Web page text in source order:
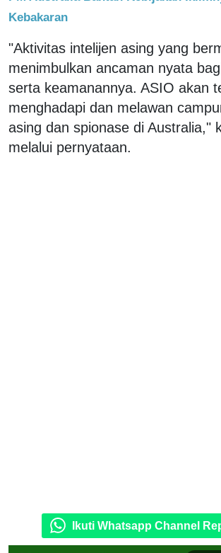
Kebakaran
"Aktivitas intelijen asing yang
menimbulkan ancaman nyata
serta keamanannya. ASIO akan
menghadapi dan melawan
asing dan spionase di Australia,"
melalui pernyataan.
Ikuti Whatsapp Channel